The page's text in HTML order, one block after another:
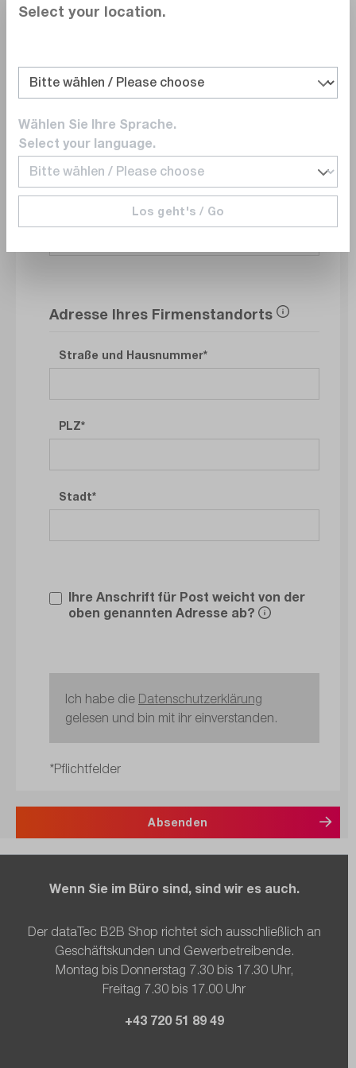
E-Mail
Telefonnummer
Adresse Ihres Firmenstandorts
Straße und Hausnummer
PLZ
Stadt
Ihre Anschrift für Post weicht von der
oben genannten Adresse ab?
Ich habe die Datenschutzerklärung
gelesen und bin mit ihr einverstanden.
*Pflichtfelder
Absenden
Wenn Sie im Büro sind, sind wir es auch.
Der dataTec B2B Shop richtet sich ausschließlich an
Geschäftskunden und Gewerbetreibende.
Montag bis Donnerstag 7.30 bis 17.30 Uhr,
Freitag 7.30 bis 17.00 Uhr
+43 720 51 89 49
Select your location.
Wählen Sie Ihre Sprache.
Select your language.
Los geht's / Go